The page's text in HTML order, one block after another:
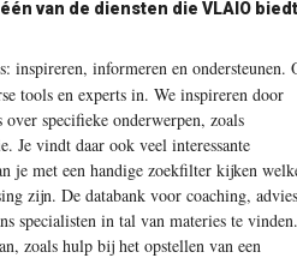
van de diensten die VLAIO
inspireren, informeren en ondersteunen.
tools en experts in. We inspireren door
over specifieke onderwerpen, zoals
Je vindt daar ook veel interessante
je met een handige zoekfilter kijken
zijn. De databank voor coaching, advies
specialisten in tal van materies te vinden.
zoals hulp bij het opstellen van een